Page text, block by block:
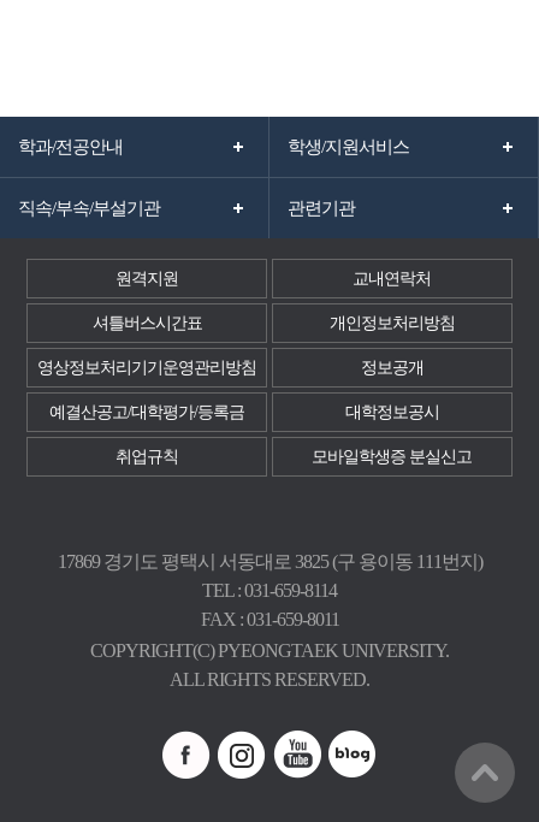
학과/전공안내 학생/지원서비스
직속/부속/부설기관 관련기관
원격지원 교내연락처
셔틀버스시간표 개인정보처리방침
영상정보처리기기운영관리방침 정보공개
예결산공고/대학평가/등록금 대학정보공시
취업규칙 모바일학생증 분실신고
17869 경기도 평택시 서동대로 3825 (구 용이동 111번지)
TEL : 031-659-8114
FAX : 031-659-8011
COPYRIGHT(C) PYEONGTAEK UNIVERSITY.
ALL RIGHTS RESERVED.